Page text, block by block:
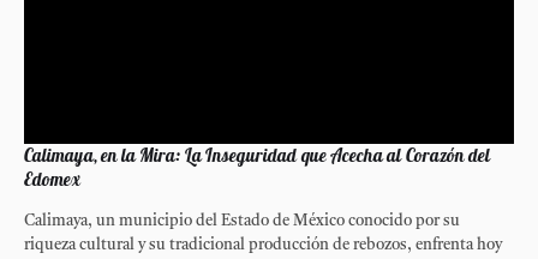
Calimaya, en la Mira: La Inseguridad que Acecha al Corazón del
Edomex
Calimaya, un municipio del Estado de México conocido por su
riqueza cultural y su tradicional producción de rebozos, enfrenta hoy